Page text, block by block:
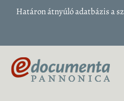
Határon átnyúló adatbázis a